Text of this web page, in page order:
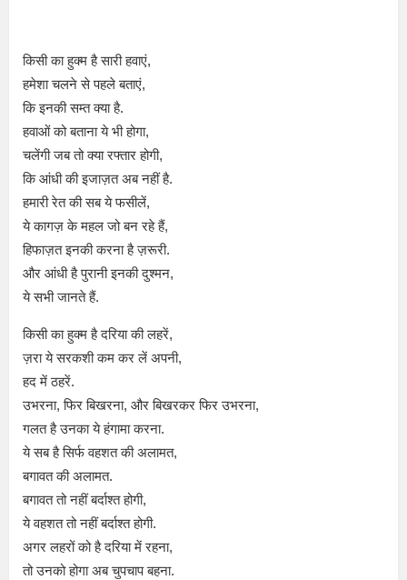
किसी का हुक्म है सारी हवाएं,
हमेशा चलने से पहले बताएं,
कि इनकी सम्त क्या है.
हवाओं को बताना ये भी होगा,
चलेंगी जब तो क्या रफ्तार होगी,
कि आंधी की इजाज़त अब नहीं है.
हमारी रेत की सब ये फसीलें,
ये कागज़ के महल जो बन रहे हैं,
हिफाज़त इनकी करना है ज़रूरी.
और आंधी है पुरानी इनकी दुश्मन,
ये सभी जानते हैं.
किसी का हुक्म है दरिया की लहरें,
ज़रा ये सरकशी कम कर लें अपनी,
हद में ठहरें.
उभरना, फिर बिखरना, और बिखरकर फिर उभरना,
गलत है उनका ये हंगामा करना.
ये सब है सिर्फ वहशत की अलामत,
बगावत की अलामत.
बगावत तो नहीं बर्दाश्त होगी,
ये वहशत तो नहीं बर्दाश्त होगी.
अगर लहरों को है दरिया में रहना,
तो उनको होगा अब चुपचाप बहना.